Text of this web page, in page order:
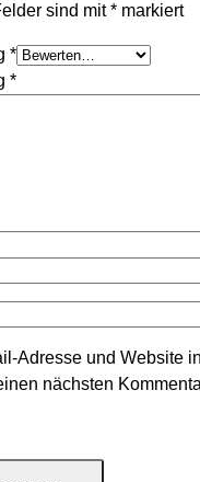
sind mit* markiert
*
*
Adresse und Website
nächsten